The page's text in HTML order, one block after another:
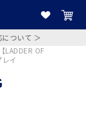
ついて ＞
【LADDER OF
イ